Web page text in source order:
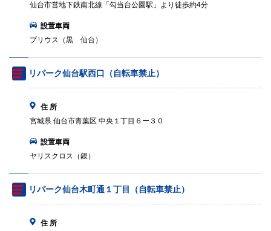
仙台市営地下鉄南北線「勾当台公園駅」より徒歩約4分
設置車両
プリウス（黒 仙台）
リパーク仙台駅西口（自転車禁止）
住 所
宮城県 仙台市青葉区 中央１丁目６ー３０
設置車両
ヤリスクロス（銀）
リパーク仙台木町通１丁目（自転車禁止）
住 所